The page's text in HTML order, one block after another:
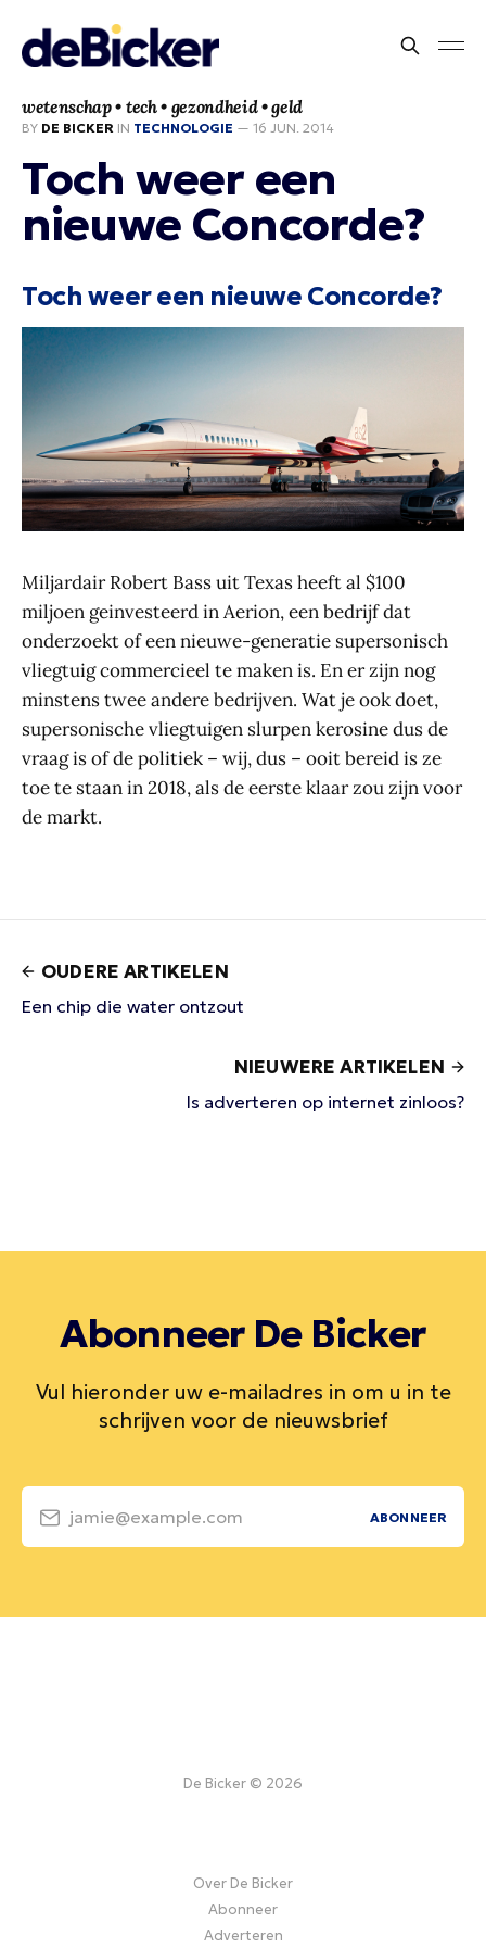
wetenschap • tech • gezondheid • geld
BY DE BICKER IN TECHNOLOGIE — 16 JUN. 2014
Toch weer een
nieuwe Concorde?
Toch weer een nieuwe Concorde?
Miljardair Robert Bass uit Texas heeft al $100
miljoen geinvesteerd in Aerion, een bedrijf dat
onderzoekt of een nieuwe-generatie supersonisch
vliegtuig commercieel te maken is. En er zijn nog
minstens twee andere bedrijven. Wat je ook doet,
supersonische vliegtuigen slurpen kerosine dus de
vraag is of de politiek – wij, dus – ooit bereid is ze
toe te staan in 2018, als de eerste klaar zou zijn voor
de markt.
OUDERE ARTIKELEN
Een chip die water ontzout
NIEUWERE ARTIKELEN
Is adverteren op internet zinloos?
Abonneer De Bicker
Vul hieronder uw e-mailadres in om u in te
schrijven voor de nieuwsbrief
jamie@example.com ABONNEER
De Bicker © 2026
Over De Bicker
Abonneer
Adverteren